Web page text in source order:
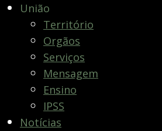
União
Território
Orgãos
Serviços
Mensagem
Ensino
IPSS
Notícias